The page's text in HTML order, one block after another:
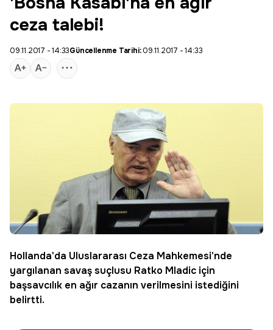
ceza talebi!
09.11.2017 - 14:33Güncellenme Tarihi:09.11.2017 - 14:33
Hollanda'da Uluslararası Ceza Mahkemesi'nde
yargılanan savaş suçlusu Ratko Mladic için
başsavcılık en ağır cazanın verilmesini istediğini
belirtti.